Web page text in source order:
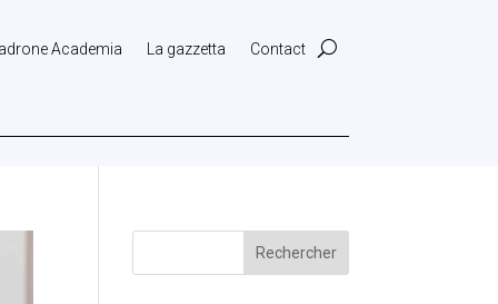
Academia La gazzetta Contact